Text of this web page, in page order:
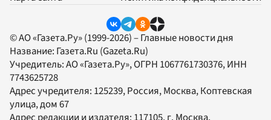
© АО «Газета.Ру» (1999-2026) – Главные новости дня
Название: Газета.Ru (Gazeta.Ru)
Учредитель:АО «Газета.Ру», ОГРН 1067761730376, ИНН
7743625728
Адрес учредителя: 125239, Россия, Москва, Коптевская
улица, дом 67